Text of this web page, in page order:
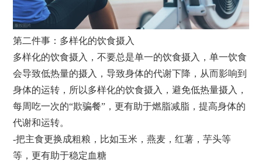
第二件事：多样化的饮食摄入
多样化的饮食摄入，不要总是单一的饮食摄入，单一饮食
会导致低热量的摄入，导致身体的代谢下降，从而影响到
身体的运转，所以多样化的饮食摄入，避免低热量摄入，
每周吃一次的“欺骗餐”，更有助于燃脂减脂，提高身体的
代谢和运转。
-把主食更换成粗粮，比如玉米，燕麦，红薯，芋头等
等，更有助于稳定血糖